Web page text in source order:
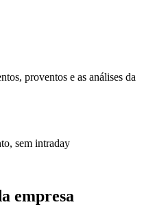
proventos e as análises da
sem intraday
empresa